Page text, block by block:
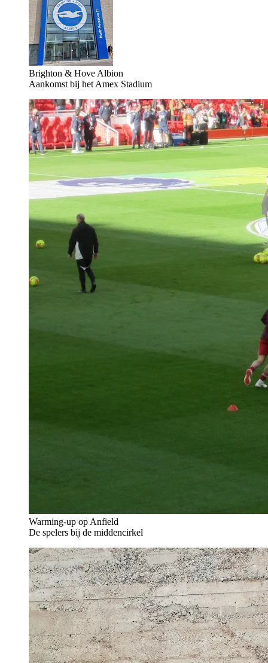
Brighton & Hove Albion
Aankomst bij het Amex Stadium
Warming-up op Anfield
De spelers bij de middencirkel